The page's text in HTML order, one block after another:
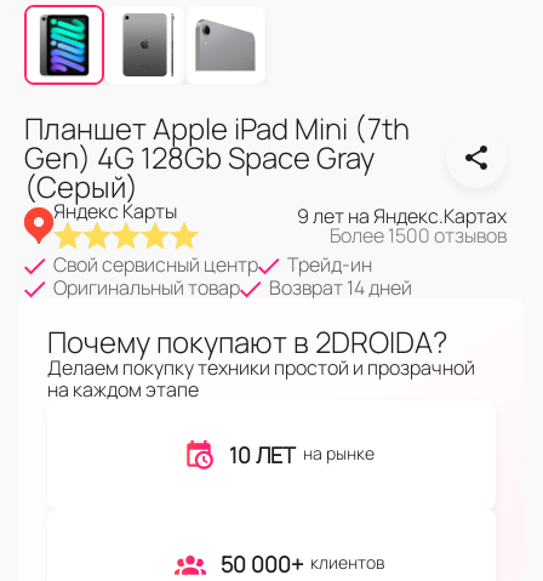
Планшет Apple iPad Mini (7th
Gen) 4G 128Gb Space Gray
(Серый)
Яндекс Карты 9 лет на Яндекс.Картах
Более 1500 отзывов
Свой сервисный центр
Трейд-ин
Оригинальный товар
Возврат 14 дней
Почему покупают в 2DROIDA?
Делаем покупку техники простой и прозрачной
на каждом этапе
10 ЛЕТ на рынке
50 000+ клиентов